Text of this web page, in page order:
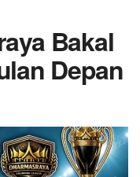
Bakal
Depan